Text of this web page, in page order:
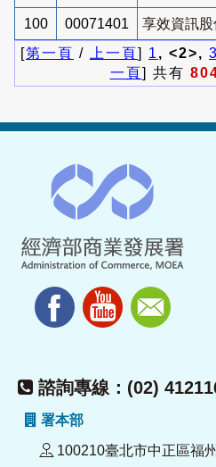
100 00071401
享效資訊股
[第一頁 / 上一頁] 1 , <2>, 3
一頁] 共有
諮詢專線：(02)
署本部
100210臺北市中正區福